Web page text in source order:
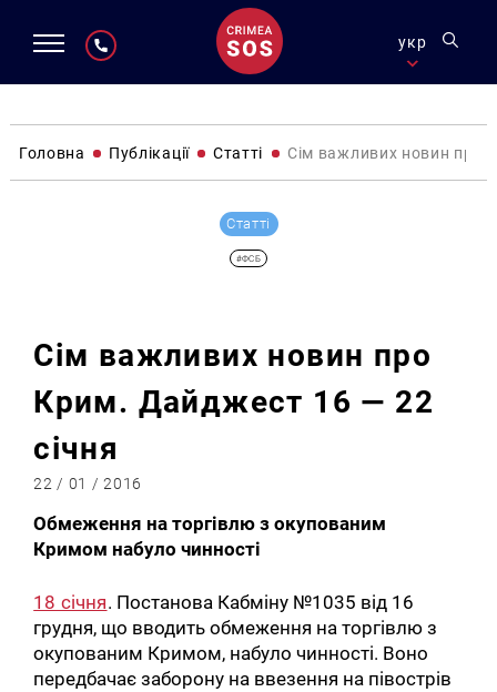
укр
Головна Публікації Статті Сім важливих новин про
Статті
#ФСБ
Сім важливих новин про
Крим. Дайджест 16 — 22
січня
22 / 01 / 2016
Обмеження на торгівлю з окупованим
Кримом набуло чинності
18 січня. Постанова Кабміну №1035 від 16
грудня, що вводить обмеження на торгівлю з
окупованим Кримом, набуло чинності. Воно
передбачає заборону на ввезення на півострів